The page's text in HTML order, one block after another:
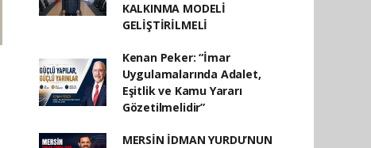
KALKINMA MODELİ
GELİŞTİRİLMELİ
Kenan Peker: “İmar
Uygulamalarında Adalet,
Eşitlik ve Kamu Yararı
Gözetilmelidir”
MERSİN İDMAN YURDU’NUN